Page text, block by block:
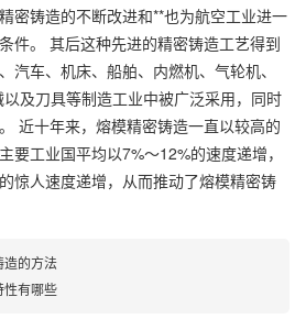
密铸造的不断改进和**也为航空工业进一
件。 其后这种先进的精密铸造工艺得到
汽车、机床、船舶、内燃机、气轮机、
及刀具等制造工业中被广泛采用，同时
近十年来，熔模精密铸造一直以较高的
要工业国平均以7%～12%的速度递增，
惊人速度递增，从而推动了熔模精密铸
造的方法
性有哪些